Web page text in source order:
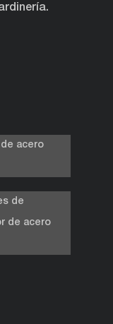
acero
de
de acero